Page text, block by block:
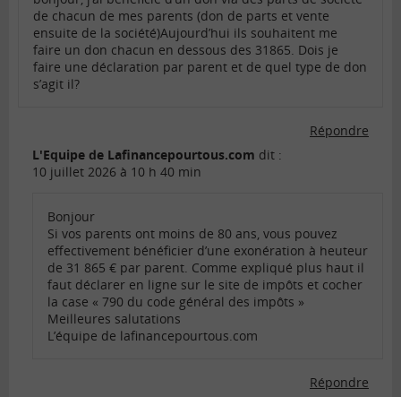
de chacun de mes parents (don de parts et vente
ensuite de la société)Aujourd’hui ils souhaitent me
faire un don chacun en dessous des 31865. Dois je
faire une déclaration par parent et de quel type de don
s’agit il?
Répondre
L'Equipe de Lafinancepourtous.com dit :
10 juillet 2026 à 10 h 40 min
Bonjour
Si vos parents ont moins de 80 ans, vous pouvez
effectivement bénéficier d’une exonération à heuteur
de 31 865 € par parent. Comme expliqué plus haut il
faut déclarer en ligne sur le site de impôts et cocher
la case « 790 du code général des impôts »
Meilleures salutations
L’équipe de lafinancepourtous.com
Répondre